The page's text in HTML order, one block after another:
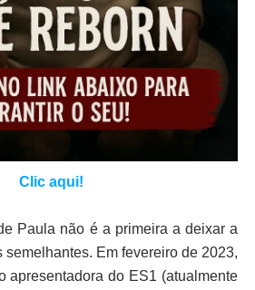
Clic aqui!
Paula não é a primeira a deixar a
semelhantes. Em fevereiro de 2023,
apresentadora do ES1 (atualmente